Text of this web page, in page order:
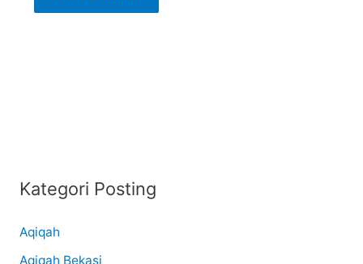
Kategori Posting
Aqiqah
Aqiqah Bekasi